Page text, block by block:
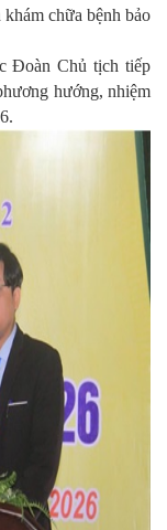
chữa bệnh bảo
Đoàn Chủ tịch tiếp
hướng, nhiệm